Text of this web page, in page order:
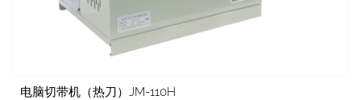
电脑切带机（热刀）JM-110H